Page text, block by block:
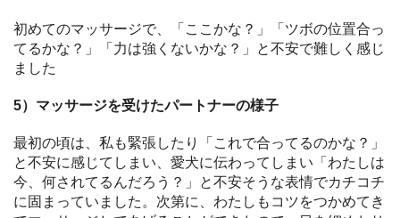
初めてのマッサージで、「ここかな？」「ツボの位置合っ
てるかな？」「力は強くないかな？」と不安で難しく感じ
ました
5）マッサージを受けたパートナーの様子
最初の頃は、私も緊張したり「これで合ってるのかな？」
と不安に感じてしまい、愛犬に伝わってしまい「わたしは
今、何されてるんだろう？」と不安そうな表情でカチコチ
に固まっていました。次第に、わたしもコツをつかめてき